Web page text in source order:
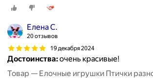
Елена С.
20 отзывов
19 декабря 2024
Достоинства:очень красивые!
Товар — Елочные игрушки Птички